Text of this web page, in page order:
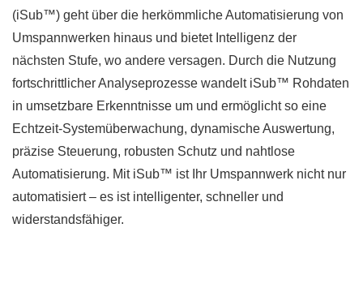
(iSub™) geht über die herkömmliche Automatisierung von
Umspannwerken hinaus und bietet Intelligenz der
nächsten Stufe, wo andere versagen. Durch die Nutzung
fortschrittlicher Analyseprozesse wandelt iSub™ Rohdaten
in umsetzbare Erkenntnisse um und ermöglicht so eine
Echtzeit-Systemüberwachung, dynamische Auswertung,
präzise Steuerung, robusten Schutz und nahtlose
Automatisierung. Mit iSub™ ist Ihr Umspannwerk nicht nur
automatisiert – es ist intelligenter, schneller und
widerstandsfähiger.